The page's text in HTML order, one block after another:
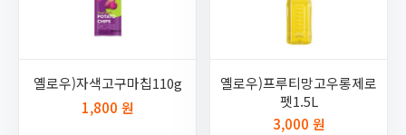
옐로우)자색고구마칩110g
1,800 원
옐로우)프루티망고우롱제로
펫1.5L
3,000 원